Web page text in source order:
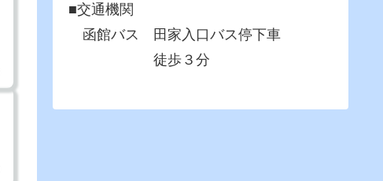
■交通機関
函館バス 田家入口バス停下車
徒歩３分